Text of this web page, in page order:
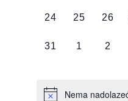
0
24
0
25
0
26
0
31
0
1
0
2
Nema